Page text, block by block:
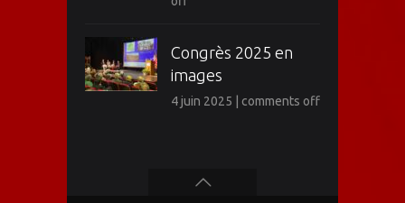
Congrès 2025 en
images
4 juin 2025 comments off